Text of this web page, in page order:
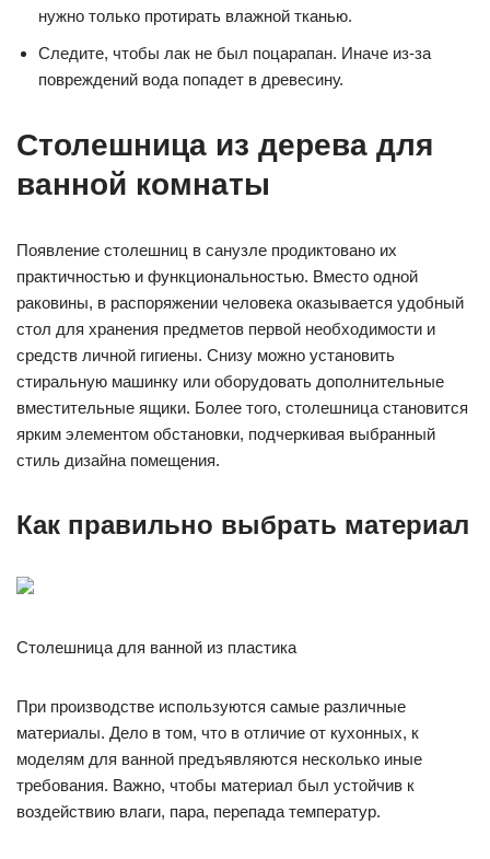
нужно только протирать влажной тканью.
Следите, чтобы лак не был поцарапан. Иначе из-за
повреждений вода попадет в древесину.
Столешница из дерева для
ванной комнаты
Появление столешниц в санузле продиктовано их
практичностью и функциональностью. Вместо одной
раковины, в распоряжении человека оказывается удобный
стол для хранения предметов первой необходимости и
средств личной гигиены. Снизу можно установить
стиральную машинку или оборудовать дополнительные
вместительные ящики. Более того, столешница становится
ярким элементом обстановки, подчеркивая выбранный
стиль дизайна помещения.
Как правильно выбрать материал
Столешница для ванной из пластика
При производстве используются самые различные
материалы. Дело в том, что в отличие от кухонных, к
моделям для ванной предъявляются несколько иные
требования. Важно, чтобы материал был устойчив к
воздействию влаги, пара, перепада температур.